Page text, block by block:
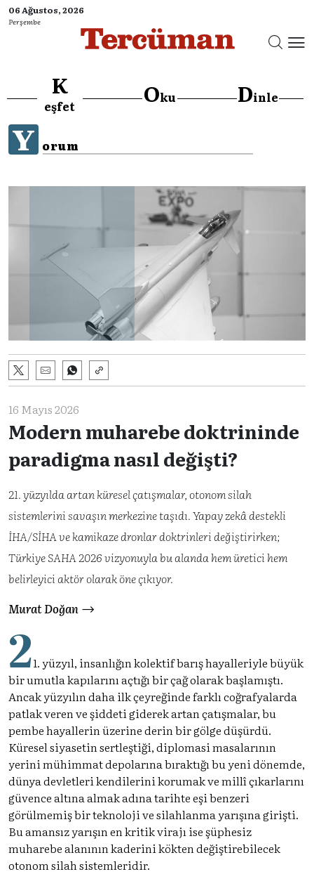
06 Ağustos, 2026
Perşembe
K
eşfet Oku Dinle
Y orum
16 Mayıs 2026
Modern muharebe doktrininde
paradigma nasıl değişti?
21. yüzyılda artan küresel çatışmalar, otonom silah
sistemlerini savaşın merkezine taşıdı. Yapay zekâ destekli
İHA/SİHA ve kamikaze dronlar doktrinleri değiştirirken;
Türkiye SAHA 2026 vizyonuyla bu alanda hem üretici hem
belirleyici aktör olarak öne çıkıyor.
Murat Doğan
21. yüzyıl, insanlığın kolektif barış hayalleriyle büyük
bir umutla kapılarını açtığı bir çağ olarak başlamıştı.
Ancak yüzyılın daha ilk çeyreğinde farklı coğrafyalarda
patlak veren ve şiddeti giderek artan çatışmalar, bu
pembe hayallerin üzerine derin bir gölge düşürdü.
Küresel siyasetin sertleştiği, diplomasi masalarının
yerini mühimmat depolarına bıraktığı bu yeni dönemde,
dünya devletleri kendilerini korumak ve millî çıkarlarını
güvence altına almak adına tarihte eşi benzeri
görülmemiş bir teknoloji ve silahlanma yarışına girişti.
Bu amansız yarışın en kritik virajı ise şüphesiz
muharebe alanının kaderini kökten değiştirebilecek
otonom silah sistemleridir.